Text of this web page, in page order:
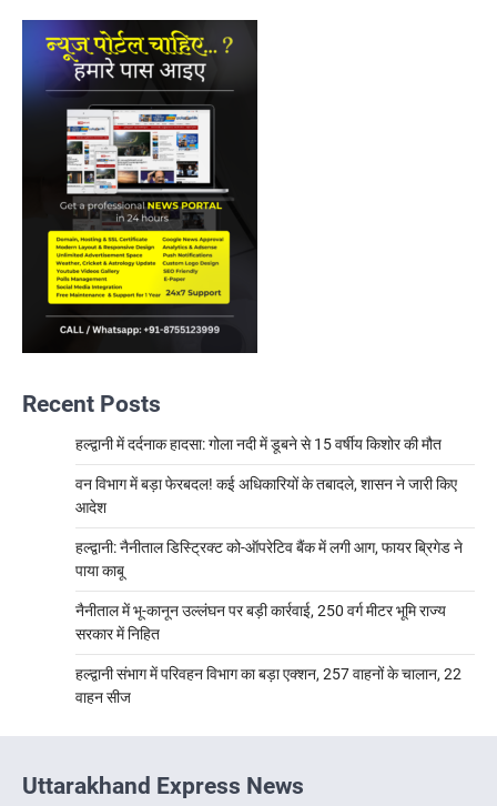
Recent Posts
हल्द्वानी में दर्दनाक हादसा: गोला नदी में डूबने से 15 वर्षीय किशोर की मौत
वन विभाग में बड़ा फेरबदल! कई अधिकारियों के तबादले, शासन ने जारी किए
आदेश
हल्द्वानी: नैनीताल डिस्ट्रिक्ट को-ऑपरेटिव बैंक में लगी आग, फायर ब्रिगेड ने
पाया काबू
नैनीताल में भू-कानून उल्लंघन पर बड़ी कार्रवाई, 250 वर्ग मीटर भूमि राज्य
सरकार में निहित
हल्द्वानी संभाग में परिवहन विभाग का बड़ा एक्शन, 257 वाहनों के चालान, 22
वाहन सीज
Uttarakhand Express News